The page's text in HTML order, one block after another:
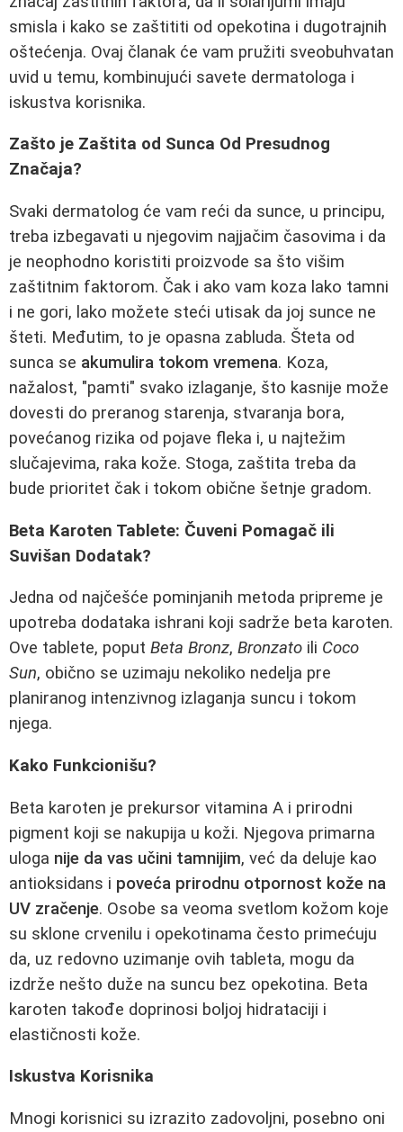
smisla i kako se zaštititi od opekotina i dugotrajnih
oštećenja. Ovaj članak će vam pružiti sveobuhvatan
uvid u temu, kombinujući savete dermatologa i
iskustva korisnika.
Zašto je Zaštita od Sunca Od Presudnog
Značaja?
Svaki dermatolog će vam reći da sunce, u principu,
treba izbegavati u njegovim najjačim časovima i da
je neophodno koristiti proizvode sa što višim
zaštitnim faktorom. Čak i ako vam koza lako tamni
i ne gori, lako možete steći utisak da joj sunce ne
šteti. Međutim, to je opasna zabluda. Šteta od
sunca se akumulira tokom vremena. Koza,
nažalost, "pamti" svako izlaganje, što kasnije može
dovesti do preranog starenja, stvaranja bora,
povećanog rizika od pojave fleka i, u najtežim
slučajevima, raka kože. Stoga, zaštita treba da
bude prioritet čak i tokom obične šetnje gradom.
Beta Karoten Tablete: Čuveni Pomagač ili
Suvišan Dodatak?
Jedna od najčešće pominjanih metoda pripreme je
upotreba dodataka ishrani koji sadrže beta karoten.
Ove tablete, poput Beta Bronz, Bronzato ili Coco
Sun, obično se uzimaju nekoliko nedelja pre
planiranog intenzivnog izlaganja suncu i tokom
njega.
Kako Funkcionišu?
Beta karoten je prekursor vitamina A i prirodni
pigment koji se nakupija u koži. Njegova primarna
uloga nije da vas učini tamnijim, već da deluje kao
antioksidans i poveća prirodnu otpornost kože na
UV zračenje. Osobe sa veoma svetlom kožom koje
su sklone crvenilu i opekotinama često primećuju
da, uz redovno uzimanje ovih tableta, mogu da
izdrže nešto duže na suncu bez opekotina. Beta
karoten takođe doprinosi boljoj hidrataciji i
elastičnosti kože.
Iskustva Korisnika
Mnogi korisnici su izrazito zadovoljni, posebno oni